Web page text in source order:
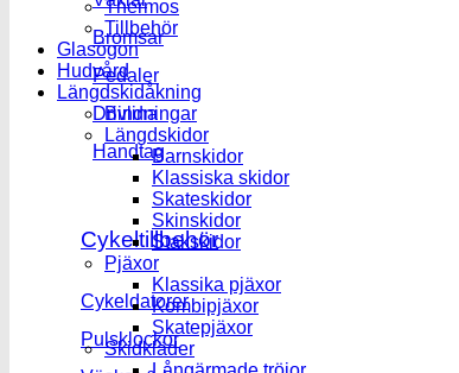
Bromsar
Pedaler
Drivlina
Handtag
Cykeltillbehör
Cykeldatorer
Pulsklockor
Thermos
Tillbehör
Glasögon
Hudvård
Längdskidåkning
Bindningar
Längdskidor
Barnskidor
Klassiska skidor
Skateskidor
Skinskidor
Stakskidor
Pjäxor
Klassika pjäxor
Kombipjäxor
Skatepjäxor
Skidkläder